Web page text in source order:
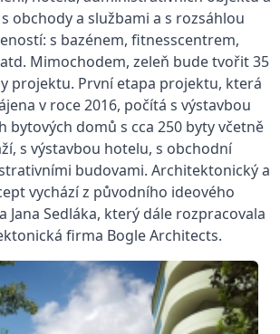
obchody a službami a s rozsáhlou
s bazénem, fitnesscentrem,
Mimochodem, zeleň bude tvořit 35
projektu. První etapa projektu, která
v roce 2016, počítá s výstavbou
bytových domů s cca 250 byty včetně
s výstavbou hotelu, s obchodní
budovami. Architektonický a
vychází z původního ideového
Jana Sedláka, který dále rozpracovala
firma Bogle Architects.